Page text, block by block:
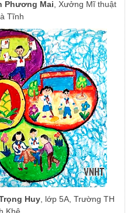
Phương Mai, Xưởng Mĩ thuật
Tĩnh
Huy , lớp 5A, Trường TH